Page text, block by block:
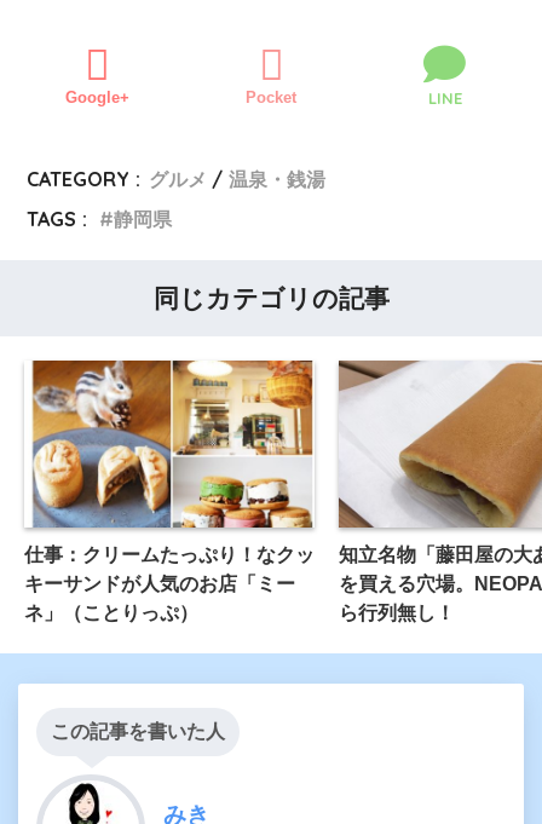
Google+ Pocket LINE
CATEGORY : グルメ
温泉・銭湯
TAGS :
静岡県
同じカテゴリの記事
仕事：クリームたっぷり！なクッ
キーサンドが人気のお店「ミー
ネ」（ことりっぷ）
知立名物「藤田屋の大
を買える穴場。
ら行列無し！
この記事を書いた人
みき